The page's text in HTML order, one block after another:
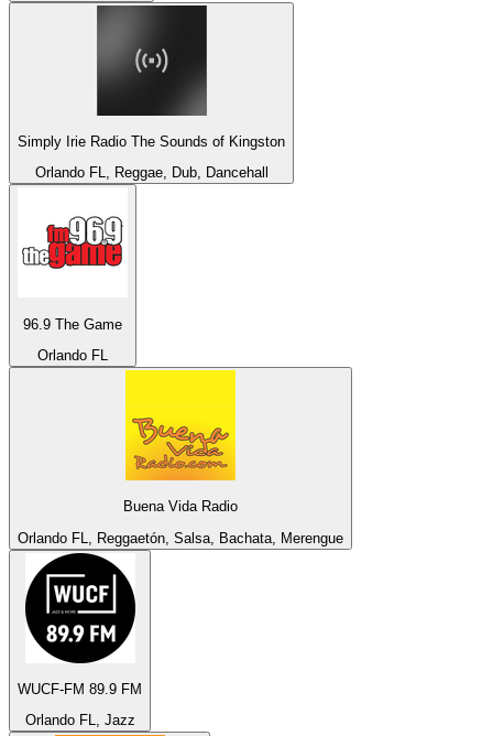
Simply Irie Radio The Sounds of Kingston
Orlando FL, Reggae, Dub, Dancehall
96.9 The Game
Orlando FL
Buena Vida Radio
Orlando FL, Reggaetón, Salsa, Bachata, Merengue
WUCF-FM 89.9 FM
Orlando FL, Jazz